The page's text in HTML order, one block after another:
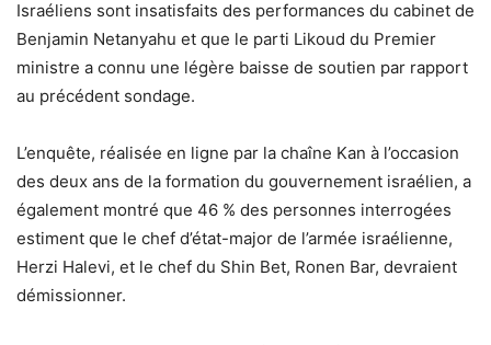
Israéliens sont insatisfaits des performances du cabinet de
Benjamin Netanyahu et que le parti Likoud du Premier
ministre a connu une légère baisse de soutien par rapport
au précédent sondage.
L’enquête, réalisée en ligne par la chaîne Kan à l’occasion
des deux ans de la formation du gouvernement israélien, a
également montré que 46 % des personnes interrogées
estiment que le chef d’état-major de l’armée israélienne,
Herzi Halevi, et le chef du Shin Bet, Ronen Bar, devraient
démissionner.